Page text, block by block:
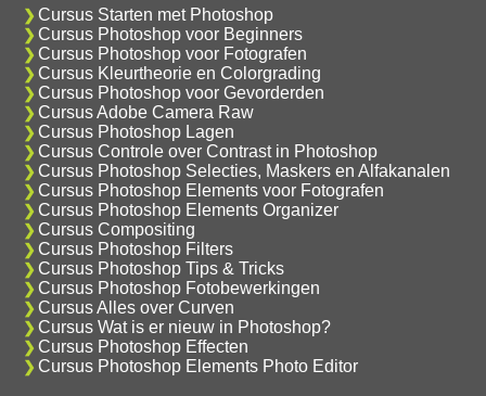
Cursus Starten met Photoshop
Cursus Photoshop voor Beginners
Cursus Photoshop voor Fotografen
Cursus Kleurtheorie en Colorgrading
Cursus Photoshop voor Gevorderden
Cursus Adobe Camera Raw
Cursus Photoshop Lagen
Cursus Controle over Contrast in Photoshop
Cursus Photoshop Selecties, Maskers en Alfakanalen
Cursus Photoshop Elements voor Fotografen
Cursus Photoshop Elements Organizer
Cursus Compositing
Cursus Photoshop Filters
Cursus Photoshop Tips & Tricks
Cursus Photoshop Fotobewerkingen
Cursus Alles over Curven
Cursus Wat is er nieuw in Photoshop?
Cursus Photoshop Effecten
Cursus Photoshop Elements Photo Editor